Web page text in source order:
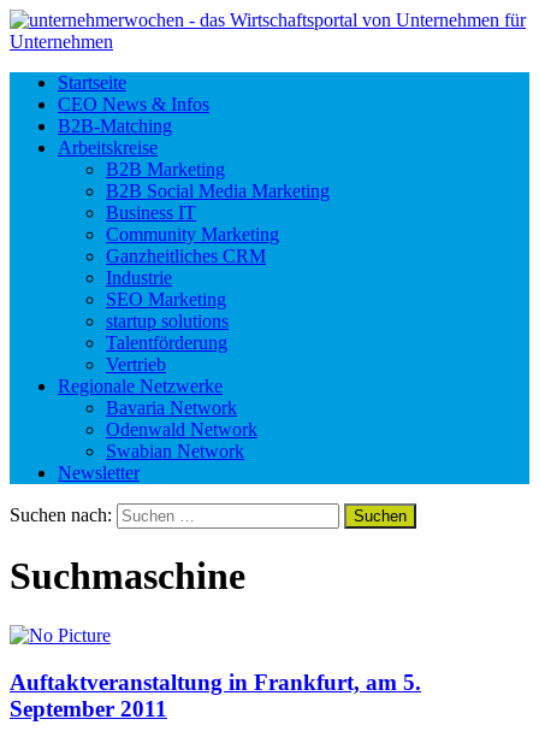
Startseite
CEO News & Infos
B2B-Matching
Arbeitskreise
B2B Marketing
B2B Social Media Marketing
Business IT
Community Marketing
Ganzheitliches CRM
Industrie
SEO Marketing
startup solutions
Talentförderung
Vertrieb
Regionale Netzwerke
Bavaria Network
Odenwald Network
Swabian Network
Newsletter
Suchen nach:
Suchmaschine
Auftaktveranstaltung in Frankfurt, am 5.
September 2011